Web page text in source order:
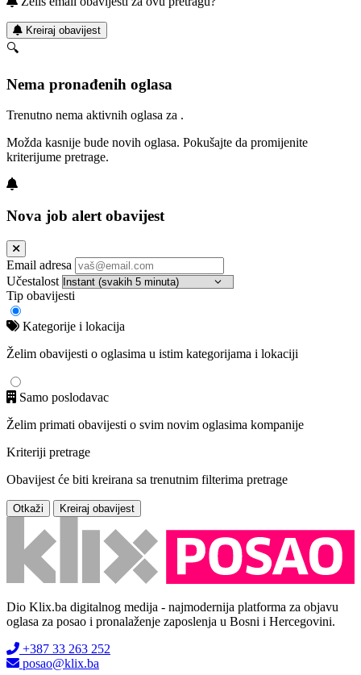
Kreiraj obavijest
🔍
Nema pronađenih oglasa
Trenutno nema aktivnih oglasa za .
Možda kasnije bude novih oglasa. Pokušajte da promijenite
kriterijume pretrage.
Nova job alert obavijest
Email adresa
Učestalost
Tip obavijesti
Kategorije i lokacija
Želim obavijesti o oglasima u istim kategorijama i lokaciji
Samo poslodavac
Želim primati obavijesti o svim novim oglasima kompanije
Kriteriji pretrage
Obavijest će biti kreirana sa trenutnim filterima pretrage
Otkaži Kreiraj obavijest
Dio Klix.ba digitalnog medija - najmodernija platforma za objavu
oglasa za posao i pronalaženje zaposlenja u Bosni i Hercegovini.
+387 33 263 252
posao@klix.ba